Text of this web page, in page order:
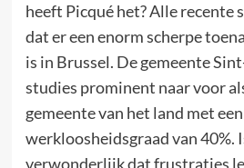
heeft Picqué het? Alle recente
dat er een enorm scherpe
is in Brussel. De gemeente
studies prominent naar voor
gemeente van het land met
werkloosheidsgraad van 40%.
verwonderlijk dat frustraties